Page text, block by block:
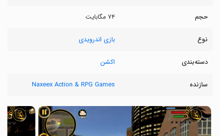
حجم ۷۴ مگابایت
نوع بازی اندرویدی
دسته‌بندی اکشن
سازنده Naxeex Action & RPG Games